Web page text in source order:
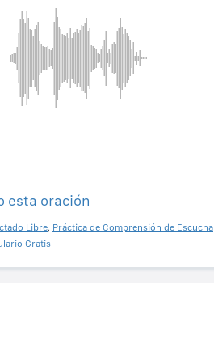
esta oración
Libre, Práctica de Comprensión de Escucha
Gratis